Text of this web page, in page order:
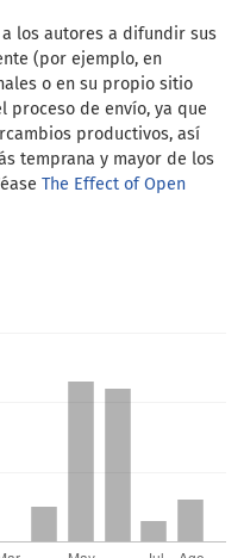
los autores a difundir sus
(por ejemplo, en
o en su propio sitio
proceso de envío, ya que
productivos, así
temprana y mayor de los
The Effect of Open